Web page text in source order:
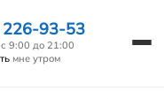
226-93-53
9:00 до 21:00
мне утром